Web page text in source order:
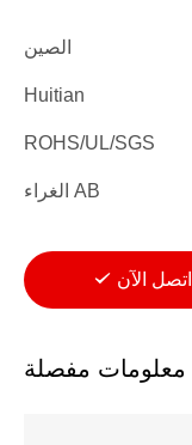
الصين
Huitian
ROHS/UL/SGS
AB الغراء
اتصل الآن
معلومات مفصلة